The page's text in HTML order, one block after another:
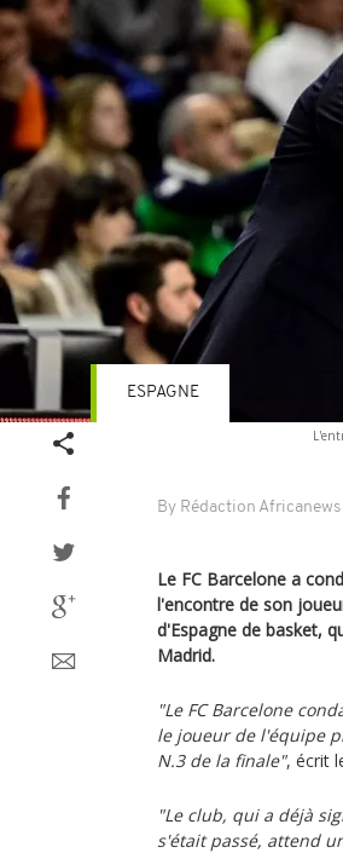
By Rédaction Africanews
ESPAGNE
Le FC Barcelone a
l'encontre de son
d'Espagne de basket,
Madrid.
"Le FC Barcelone
le joueur de l'équipe
N.3 de la finale", écrit
"Le club, qui a déjà
s'était passé, attend